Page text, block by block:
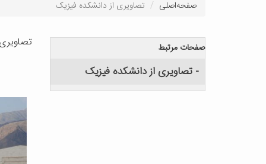
صفحه‌اصلی تصاویری از دانشکده فیزیک
صفحات مرتبط
- تصاویری از دانشکده فیزیک